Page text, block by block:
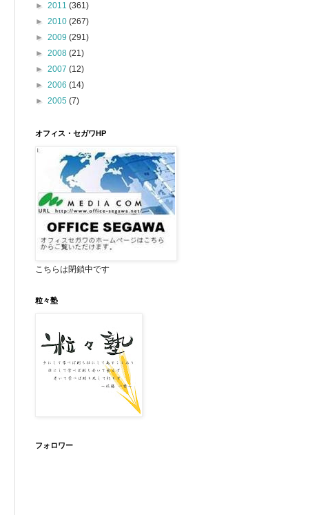
► 2011 (361)
► 2010 (267)
► 2009 (291)
► 2008 (21)
► 2007 (12)
► 2006 (14)
► 2005 (7)
オフィス・セガワHP
こちらは閉鎖中です
粒々塾
フォロワー